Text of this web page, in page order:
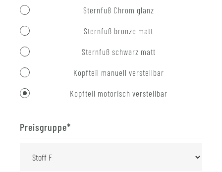
Sternfuß Chrom glanz
Sternfuß bronze matt
Sternfuß schwarz matt
Kopfteil manuell verstellbar
Kopfteil motorisch verstellbar
Preisgruppe*